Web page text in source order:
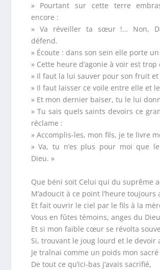
» Pourtant sur cette terre
encore :
» Va réveiller ta sœur !… Non,
défend.
» Écoute : dans son sein elle porte
» Cette heure d’agonie à voir est trop
» Il faut la lui sauver pour son fruit
» Il faut laisser ce voile entre elle et
» Et mon dernier baiser, tu le lui
» Tu sais quels saints devoirs ce
réclame :
» Accomplis-les, mon fils, je te livre
» Va, tu n’es plus pour moi que
Dieu. »
Que béni soit Celui qui du suprême
M’adoucit à ce point l’heure toujours
Et fait ouvrir le ciel par le fils à la
Vous en fûtes témoins, anges du
Et si mon faible cœur se révolta
Si, trouvant le joug lourd et le devoir
Je traînai comme un poids mon
De tout ce qu’ici-bas j’avais sacrifié,